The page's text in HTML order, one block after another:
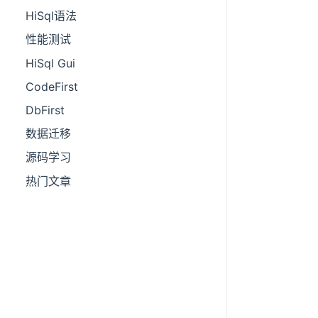
HiSql语法
性能测试
HiSql Gui
CodeFirst
DbFirst
数据迁移
源码学习
热门文章